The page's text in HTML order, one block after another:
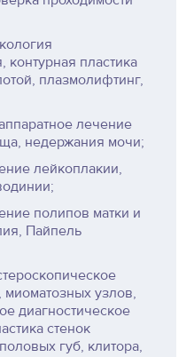
контурная пластика
плазмолифтинг,
лечение
недержания мочи;
лейкоплакии,
полипов матки и
Пайпель
узлов,
диагностическое
стенок
губ, клитора,